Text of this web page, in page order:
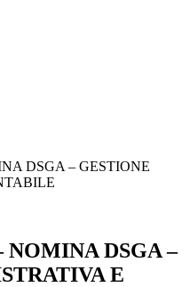
DSGA – GESTIONE
NOMINA DSGA –
E